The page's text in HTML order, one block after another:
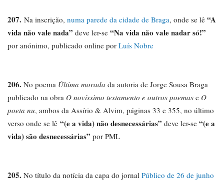
207. Na inscrição, numa parede da cidade de Braga, onde se lê “A
vida não vale nada” deve ler-se “Na vida não vale nadar só!”
por anónimo, publicado online por Luís Nobre
206. No poema Última morada da autoria de Jorge Sousa Braga
publicado na obra O novíssimo testamento e outros poemas e O
poeta nu, ambos da Assírio & Alvim, páginas 33 e 355, no último
verso onde se lê “(e a vida) não desnecessárias” deve ler-se “(e a
vida) são desnecessárias” por PML
205. No título da notícia da capa do jornal Público de 26 de junho